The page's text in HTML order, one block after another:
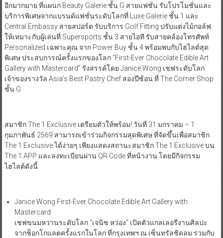
อีกมากมาย ที่แผนก Beauty Galerie ชั้น G สายแฟชั่น รับโปรโมชั่นและ
บริการพิเศษจากแบรนด์แฟชั่นระดับโลกที่ Luxe Galerie ชั้น 1 และ
Central Embassy สายสปอร์ต รับบริการ Golf Fitting ปรับแต่งไม้กอล์ฟ
ให้เหมาะกับผู้เล่นที่ Supersports ชั้น 3 สายไอที รับสายคล้องโทรศัพท์
Personalized เฉพาะคุณ จาก Power Buy ชั้น 4 พร้อมพบกับไฮไลต์สุด
พิเศษ ประสบการณ์ครั้งแรกของโลก “First-Ever Chocolate Edible Art
Gallery with Mastercard” รังสรรค์โดย Janice Wong เชฟระดับโลก
เจ้าของรางวัล Asia’s Best Pastry Chef สองปีซ้อน ที่ The Corner Shop
ชั้น G
สมาชิก The 1 Exclusive เตรียมตัวให้พร้อม! วันที่ 31 มกราคม – 1
กุมภาพันธ์ 2569 สามารถเข้าร่วมกิจกรรมสุดพิเศษ ที่จัดขึ้นเพื่อสมาชิก
The 1 Exclusive ได้ง่ายๆ เพียงแสดงสถานะสมาชิก The 1 Exclusive บน
The 1 APP และลงทะเบียนผ่าน QR Code ที่หน้างาน โดยมีกิจกรรม
ไฮไลต์ดังนี้
Janice Wong First-Ever Chocolate Edible Art Gallery with
Mastercard
เชฟขนมหวานระดับโลก “เจนิซ หว่อง” เปิดตัวแกลเลอรีงานศิลปะ
จากช็อกโกแลตครั้งแรกในโลก ที่กรุงเทพฯ ณ เซ็นทรัลชิดลม ร่วมกับ